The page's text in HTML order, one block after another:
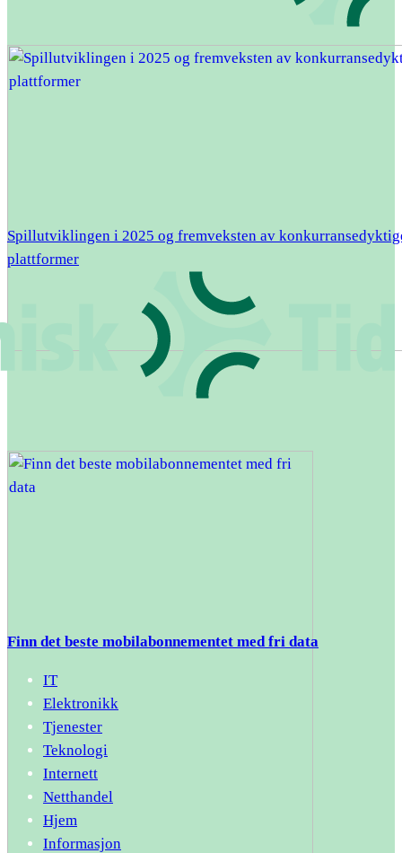
Spillutviklingen i 2025 og fremveksten av
plattformer
Finn det beste mobilabonnementet med fri data
IT
Elektronikk
Tjenester
Teknologi
Internett
Netthandel
Hjem
Informasjon